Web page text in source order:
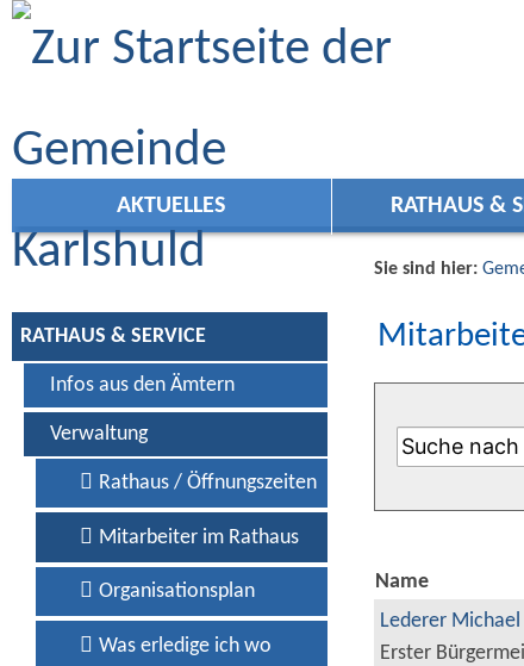
Zum Inhalt
AKTUELLES RATHAUS &
RATHAUS & SERVICE
Infos aus den Ämtern
Verwaltung
Rathaus / Öffnungszeiten
Mitarbeiter im Rathaus
Organisationsplan
Was erledige ich wo
Sie sind hier:
Name
Lederer Michael
Erster